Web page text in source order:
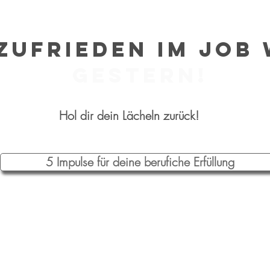
im Job
Hol dir dein Lächeln zurück!
5 Impulse für deine berufiche Erfüllung